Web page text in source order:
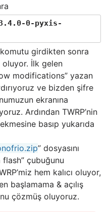
0-pyxis-
girdikten sonra
oluyor. İlk gelen
modifications” yazan
ve bizden şifre
ekranına
Ardından TWRP’nin
basıp yukarıda
” dosyasını
çubuğunu
hem kalıcı oluyor,
başlamama & açılış
çözmüş oluyoruz.